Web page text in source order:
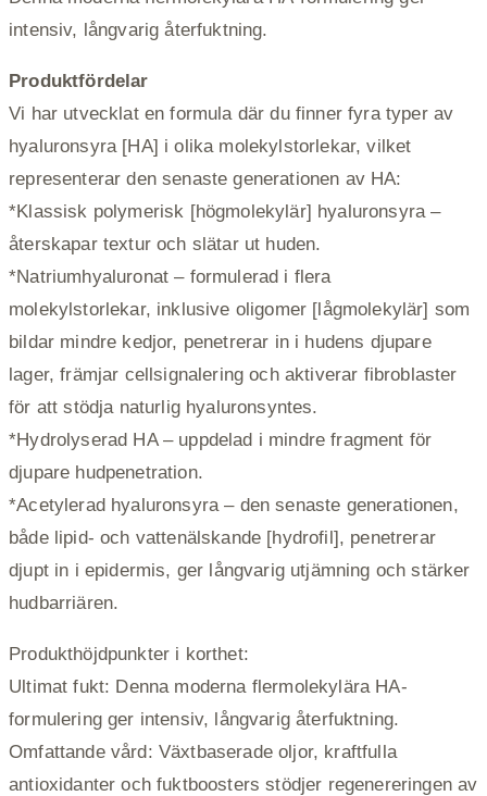
intensiv, långvarig återfuktning.
Produktfördelar
Vi har utvecklat en formula där du finner fyra typer av
hyaluronsyra [HA] i olika molekylstorlekar, vilket
representerar den senaste generationen av HA:
*Klassisk polymerisk [högmolekylär] hyaluronsyra –
återskapar textur och slätar ut huden.
*Natriumhyaluronat – formulerad i flera
molekylstorlekar, inklusive oligomer [lågmolekylär] som
bildar mindre kedjor, penetrerar in i hudens djupare
lager, främjar cellsignalering och aktiverar fibroblaster
för att stödja naturlig hyaluronsyntes.
*Hydrolyserad HA – uppdelad i mindre fragment för
djupare hudpenetration.
*Acetylerad hyaluronsyra – den senaste generationen,
både lipid- och vattenälskande [hydrofil], penetrerar
djupt in i epidermis, ger långvarig utjämning och stärker
hudbarriären.
Produkthöjdpunkter i korthet:
Ultimat fukt: Denna moderna flermolekylära HA-
formulering ger intensiv, långvarig återfuktning.
Omfattande vård: Växtbaserade oljor, kraftfulla
antioxidanter och fuktboosters stödjer regenereringen av